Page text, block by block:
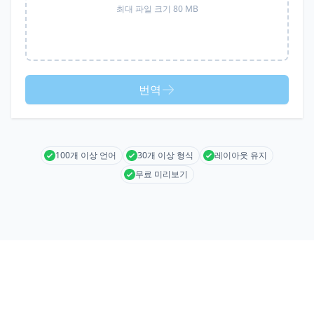
최대 파일 크기 80 MB
번역
100개 이상 언어 30개 이상 형식
레이아웃 유지
무료 미리보기